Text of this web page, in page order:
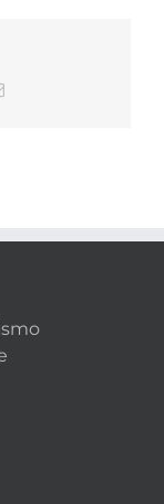
Correo